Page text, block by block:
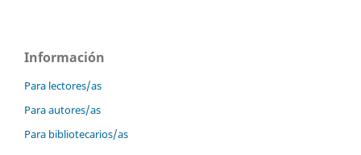
Información
Para lectores/as
Para autores/as
Para bibliotecarios/as